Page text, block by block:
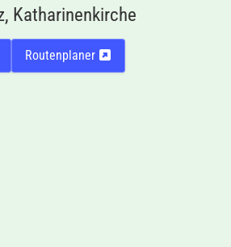
Katharinenkirche
Routenplaner